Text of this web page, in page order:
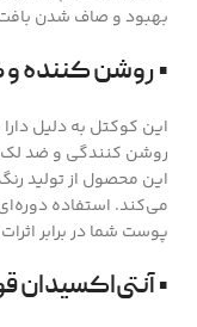
بهبود و صاف شدن
• روشن کننده
این کوکتل به دلیل
روشن کنندگی و ضد لک
این محصول از تولید
می‌کند. استفاده
پوست شما در برابر
• آنتی‌اکسیدان